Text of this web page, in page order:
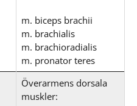
m. biceps brachii
m. brachialis
m. brachioradialis
m. pronator teres
Överarmens dorsala
muskler: